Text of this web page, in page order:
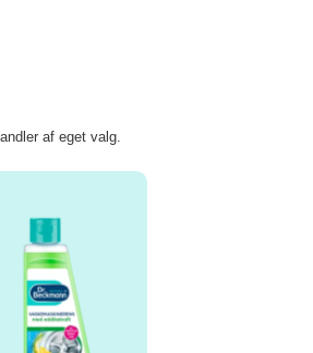
af eget valg.